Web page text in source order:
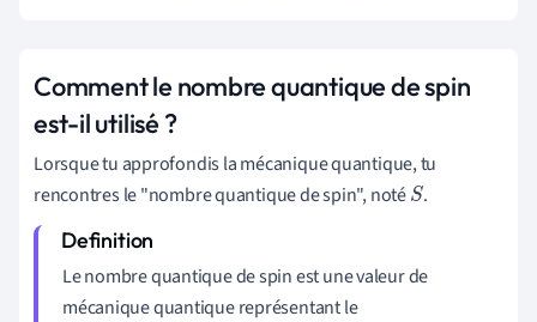
Comment le nombre quantique de spin
est-il utilisé ?
Lorsque tu approfondis la mécanique quantique, tu
rencontres le "nombre quantique de spin", notéS.
Le nombre quantique de spin est une valeur de
mécanique quantique représentant le